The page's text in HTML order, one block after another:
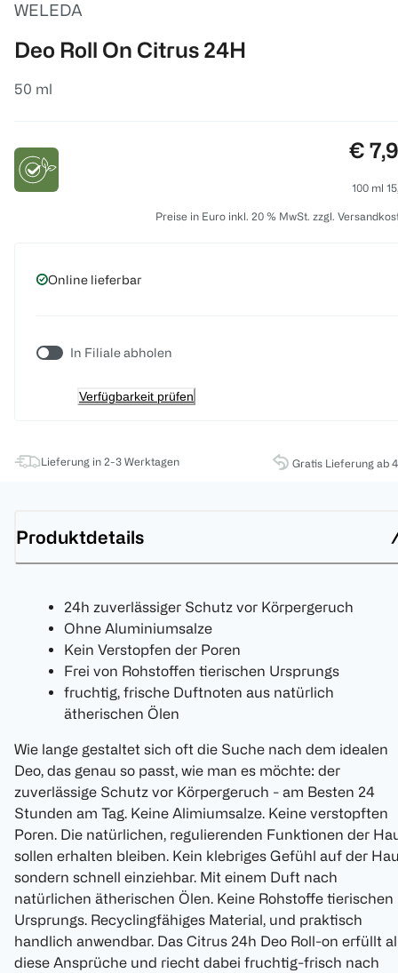
WELEDA
Deo Roll On Citrus 24H
50 ml
€
100 ml
Preise in Euro inkl. 20 % MwSt. zzgl.
Online lieferbar
In Filiale abholen
Verfügbarkeit prüfen
Lieferung in 2-3 Werktagen Gratis Lieferung ab
Produktdetails
24h zuverlässiger Schutz vor Körpergeruch
Ohne Aluminiumsalze
Kein Verstopfen der Poren
Frei von Rohstoffen tierischen Ursprungs
fruchtig, frische Duftnoten aus natürlich
ätherischen Ölen
Wie lange gestaltet sich oft die Suche nach dem idealen
Deo, das genau so passt, wie man es möchte: der
zuverlässige Schutz vor Körpergeruch - am Besten 24
Stunden am Tag. Keine Alimiumsalze. Keine verstopften
Poren. Die natürlichen, regulierenden Funktionen der
sollen erhalten bleiben. Kein klebriges Gefühl auf der
sondern schnell einziehbar. Mit einem Duft nach
natürlichen ätherischen Ölen. Keine Rohstoffe tierischen
Ursprungs. Recyclingfähiges Material, und praktisch
handlich anwendbar. Das Citrus 24h Deo Roll-on erfüllt
diese Ansprüche und riecht dabei fruchtig-frisch nach